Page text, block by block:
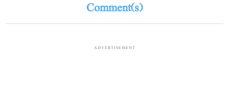
Comment(s)
ADVERTISEMENT